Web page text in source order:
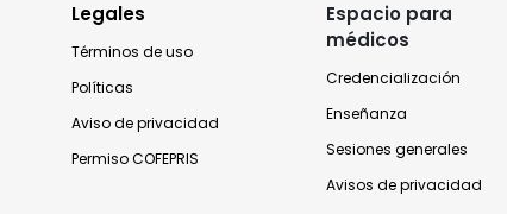
Legales
Términos de uso
Políticas
Aviso de privacidad
Permiso COFEPRIS
Espacio para
médicos
Credencialización
Enseñanza
Sesiones generales
Avisos de privacidad